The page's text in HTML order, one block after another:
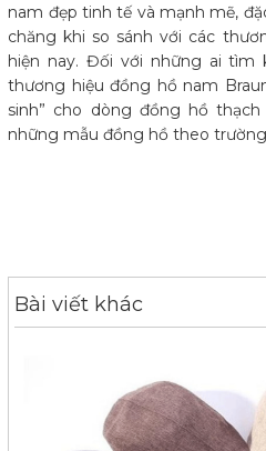
nam đẹp tinh tế và mạnh mẽ,
chăng khi so sánh với các
hiện nay. Đối với những ai tìm
thương hiệu đồng hồ nam
sinh” cho dòng đồng hồ
những mẫu đồng hồ theo trường
Bài viết khác